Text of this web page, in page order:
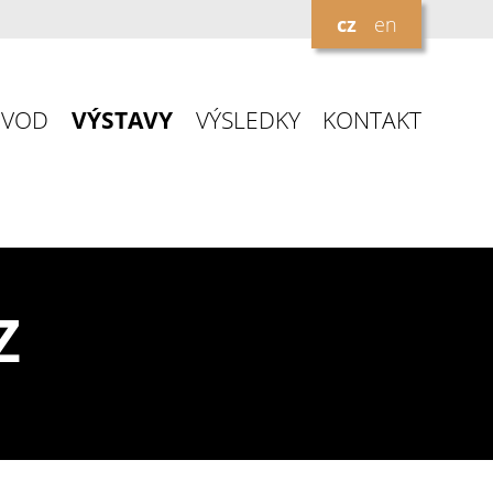
cz en
VÝSTAVY VÝSLEDKY KONTAKT